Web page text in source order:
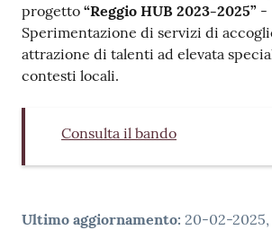
Seguici
su
progetto “Reggio HUB 2023-2025” -
Sperimentazione di servizi di
attrazione di talenti ad elevata
contesti locali.
Consulta il bando
Ultimo aggiornamento: 20-02-2025,